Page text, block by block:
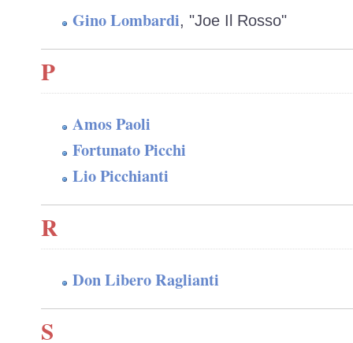
Gino Lombardi, "Joe Il Rosso"
P
Amos Paoli
Fortunato Picchi
Lio Picchianti
R
Don Libero Raglianti
S